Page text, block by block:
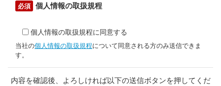
必須 個人情報の取扱規程
個人情報の取扱規程に同意する
当社の個人情報の取扱規程について同意される方のみ送信できま
す。
内容を確認後、よろしければ以下の送信ボタンを押してくだ